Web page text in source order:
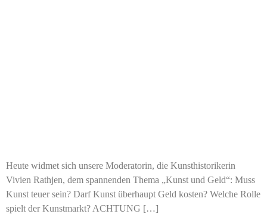
Heute widmet sich unsere Moderatorin, die Kunsthistorikerin
Vivien Rathjen, dem spannenden Thema „Kunst und Geld“: Muss
Kunst teuer sein? Darf Kunst überhaupt Geld kosten? Welche Rolle
spielt der Kunstmarkt? ACHTUNG […]